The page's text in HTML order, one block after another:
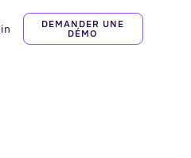
DEMANDER UNE
DÉMO